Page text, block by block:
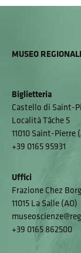
MUSEO
Biglietteria
Castello di Saint-
Località Tâche 5
11010 Saint-Pierre
+39 0165 95931
Uffici
Frazione Chez
11015 La Salle (AO)
+39 0165 862500